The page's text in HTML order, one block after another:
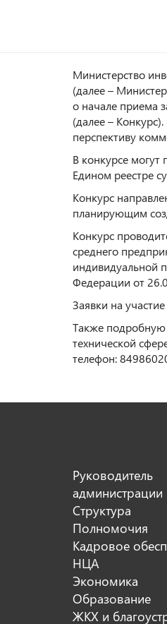
Министерство
(далее –
о начале приема
(далее –
перспективу
В конкурсе
Едином реестре
Конкурс
планирующим
Конкурс
среднего
индивидуальной
Федерации от
Заявки на
Также
технической
телефон:
Руководитель
администрации
Структура
Полномочия
Кадровое
НЦА
Экономика
Образование
ЖКХ и